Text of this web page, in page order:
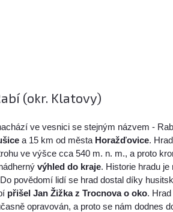
(okr. Klatovy)
ve vesnici se stejným názvem -
a 15 km od města Horažďovice.
ve výšce cca 540 m. n. m., a proto
výhled do kraje. Historie hradu je
povědomí lidí se hrad dostal díky
přišel Jan Žižka z Trocnova o oko.
opravován, a proto se nám dodnes